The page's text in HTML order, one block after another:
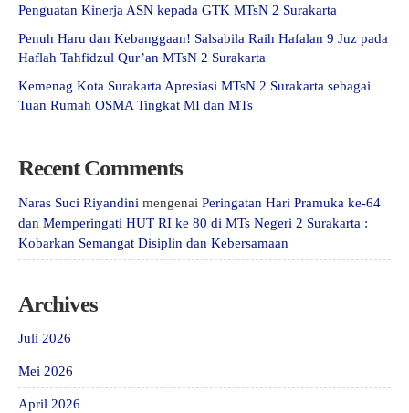
Penguatan Kinerja ASN kepada GTK MTsN 2 Surakarta
Penuh Haru dan Kebanggaan! Salsabila Raih Hafalan 9 Juz pada
Haflah Tahfidzul Qur’an MTsN 2 Surakarta
Kemenag Kota Surakarta Apresiasi MTsN 2 Surakarta sebagai
Tuan Rumah OSMA Tingkat MI dan MTs
Recent Comments
Naras Suci Riyandini mengenai Peringatan Hari Pramuka ke-64
dan Memperingati HUT RI ke 80 di MTs Negeri 2 Surakarta :
Kobarkan Semangat Disiplin dan Kebersamaan
Archives
Juli 2026
Mei 2026
April 2026